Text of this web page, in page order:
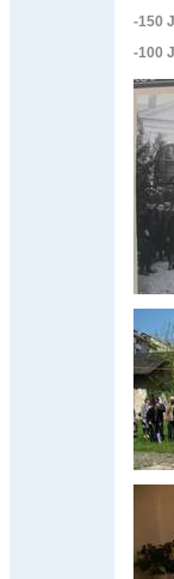
-150
-100